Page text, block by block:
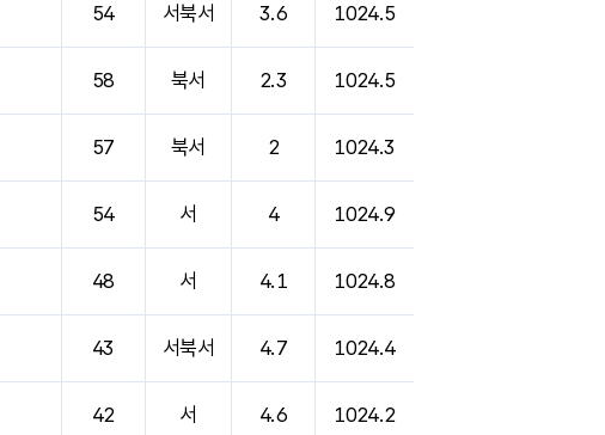
54 서북서 3.6 1024.5
58 북서 2.3 1024.5
57 북서 2 1024.3
54 서 4 1024.9
48 서 4.1 1024.8
43 서북서 4.7 1024.4
42 서 4.6 1024.2